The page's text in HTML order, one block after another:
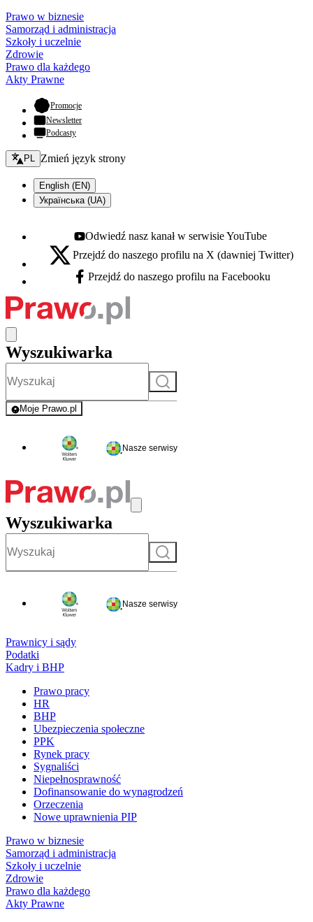
Prawo w biznesie
Samorząd i administracja
Szkoły i uczelnie
Zdrowie
Prawo dla każdego
Akty Prawne
Promocje- otwiera się w nowej karcie
Newsletter
Podcasty
Zmień język - bieżący:
PL Zmień język strony
English (EN)
Українська (UA)
Youtube - otwiera się w nowej karcie
Odwiedź nasz kanał w serwisie YouTube
X - otwiera się w nowej karcie
Przejdź do naszego profilu na X (dawniej Twitter)
Facebook - otwiera się w nowej karcie
Przejdź do naszego profilu na Facebooku
Wyszukiwarka
Szukaj
Moje Prawo.pl
- rejestracja i logowanie do serwisu
Nasze serwisy
Wyszukiwarka
Szukaj
Nasze serwisy
Prawnicy i sądy
Podatki
Kadry i BHP
Prawo pracy
HR
BHP
Ubezpieczenia społeczne
PPK
Rynek pracy
Sygnaliści
Niepełnosprawność
Dofinansowanie do wynagrodzeń
Orzeczenia
Nowe uprawnienia PIP
Prawo w biznesie
Samorząd i administracja
Szkoły i uczelnie
Zdrowie
Prawo dla każdego
Akty Prawne